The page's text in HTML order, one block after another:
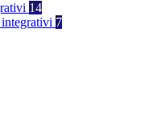
14
7